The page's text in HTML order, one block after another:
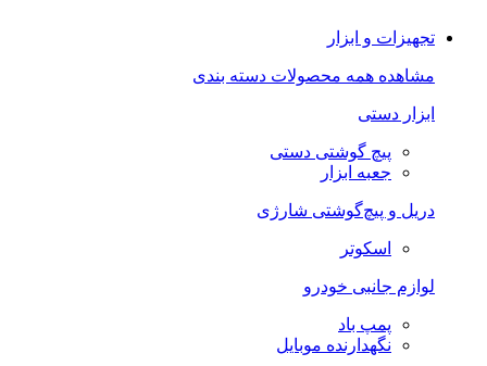
تجهیزات و ابزار
مشاهده همه محصولات دسته بندی
ابزار دستی
پیچ گوشتی دستی
جعبه ابزار
دریل و پیچ‌گوشتی شارژی
اسکوتر
لوازم جانبی خودرو
پمپ باد
نگهدارنده موبایل